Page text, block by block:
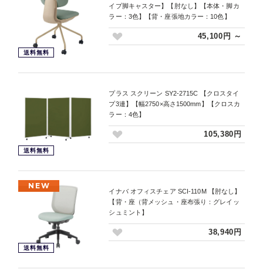
送料無料
イプ脚キャスター】【肘なし】【本体・脚カ
ラー：3色】【背・座張地カラー：10色】
45,100円 ～
送料無料
プラス スクリーン SY2-2715C 【クロスタイ
プ3連】【幅2750×高さ1500mm】【クロスカ
ラー：4色】
105,380円
NEW
送料無料
イナバ オフィスチェア SCI-110M 【肘なし】
【背・座（背メッシュ・座布張り：グレイッ
シュミント】
38,940円